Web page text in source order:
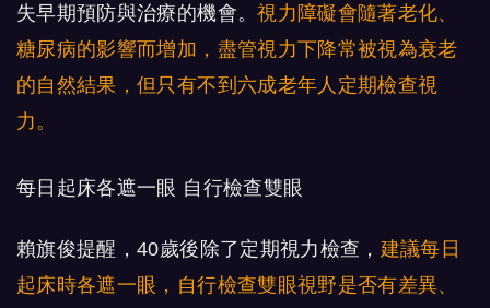
失早期預防與治療的機會。視力障礙會隨著老化、
糖尿病的影響而增加，盡管視力下降常被視為衰老
的自然結果，但只有不到六成老年人定期檢查視
力。
每日起床各遮一眼 自行檢查雙眼
賴旗俊提醒，40歲後除了定期視力檢查， 建議每日
起床時各遮一眼，自行檢查雙眼視野是否有差異、